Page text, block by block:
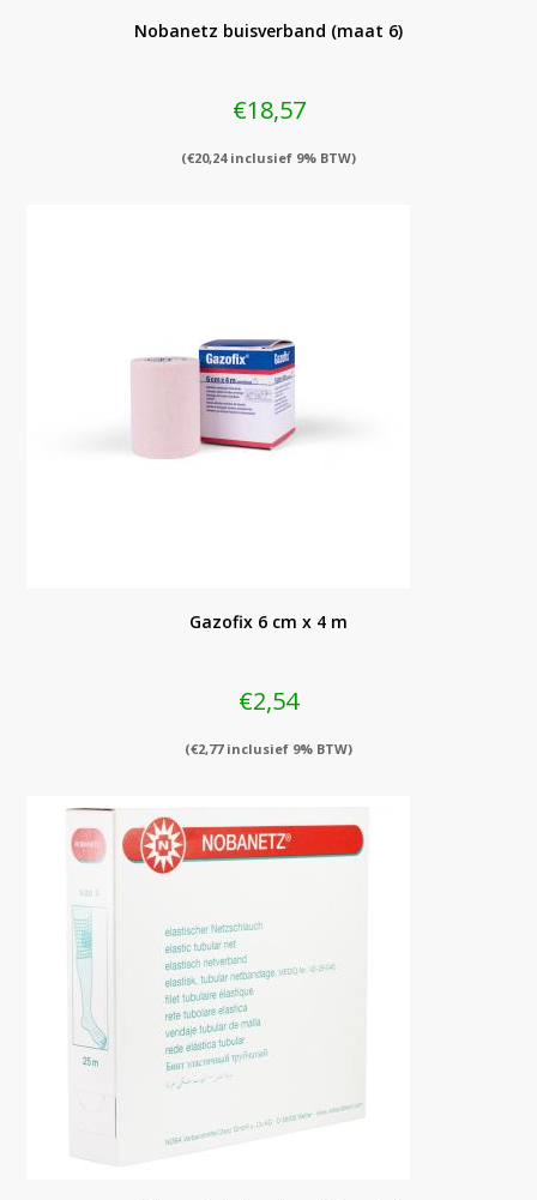
Nobanetz buisverband (maat 6)
€18,57
(€20,24inclusief 9% BTW)
Gazofix 6 cm x 4 m
€2,54
(€2,77inclusief 9% BTW)